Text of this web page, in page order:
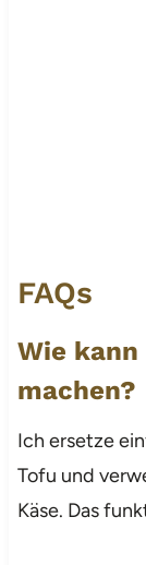
FAQs
Wie kann
machen?
Ich ersetze
Tofu und
Käse. Das